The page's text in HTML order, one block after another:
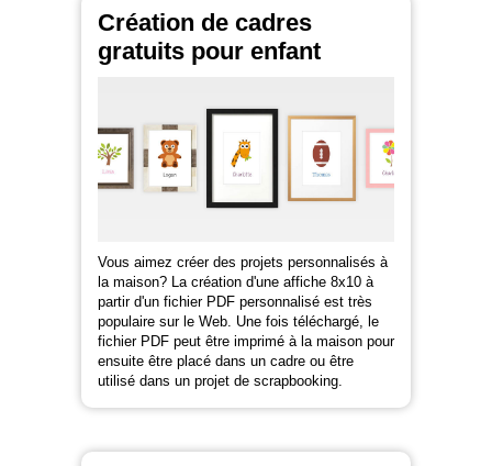
Création de cadres
gratuits pour enfant
Vous aimez créer des projets personnalisés à
la maison? La création d'une affiche 8x10 à
partir d'un fichier PDF personnalisé est très
populaire sur le Web. Une fois téléchargé, le
fichier PDF peut être imprimé à la maison pour
ensuite être placé dans un cadre ou être
utilisé dans un projet de scrapbooking.